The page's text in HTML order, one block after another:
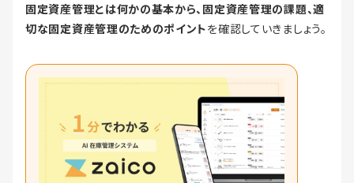
固定資産管理とは何かの基本から、固定資産管理の課題、適
切な固定資産管理のためのポイントを確認していきましょう。